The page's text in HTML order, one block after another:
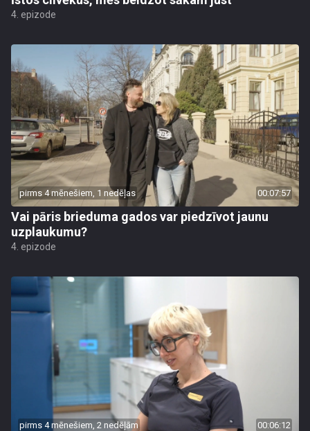
4. epizode
pirms 4 mēnešiem, 1 nedēļas 00:07:57
Vai pāris brieduma gados var piedzīvot jaunu
uzplaukumu?
4. epizode
pirms 4 mēnešiem, 2 nedēļām 00:06:12